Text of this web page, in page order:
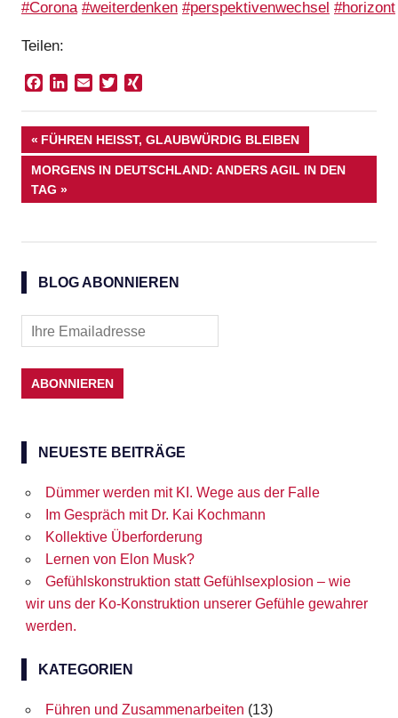
#Corona #weiterdenken #perspektivenwechsel #horizont
Teilen:
Facebook
LinkedInEmailTwitter
Beitragsnavigation
VORHERIGER
BEITRAG:
FÜHREN HEISST, GLAUBWÜRDIG BLEIBEN
NÄCHSTER
BEITRAG:
MORGENS IN DEUTSCHLAND: ANDERS AGIL IN DEN
TAG
BLOG ABONNIEREN
NEUESTE BEITRÄGE
Dümmer werden mit KI. Wege aus der Falle
Im Gespräch mit Dr. Kai Kochmann
Kollektive Überforderung
Lernen von Elon Musk?
Gefühlskonstruktion statt Gefühlsexplosion – wie
wir uns der Ko-Konstruktion unserer Gefühle gewahrer
werden.
KATEGORIEN
Führen und Zusammenarbeiten (13)